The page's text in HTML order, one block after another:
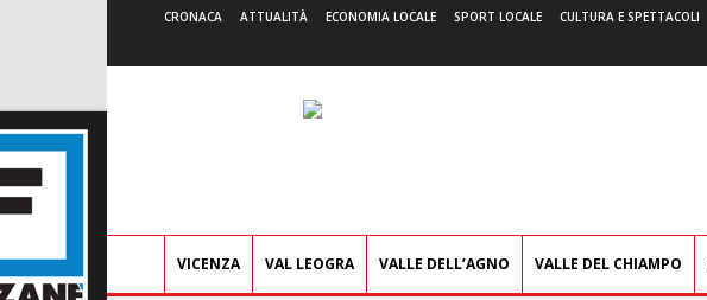
CRONACA ATTUALITÀ ECONOMIA LOCALE SPORT LOCALE CULTURA E SPETTACOLI
VICENZA VAL LEOGRA VALLE DELL’AGNO VALLE DEL CHIAMPO